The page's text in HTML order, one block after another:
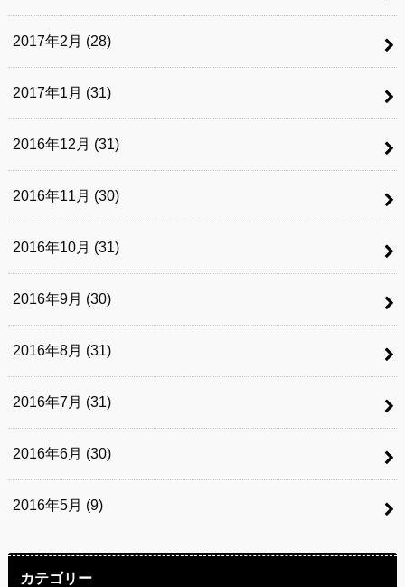
2017年2月 (28)
2017年1月 (31)
2016年12月 (31)
2016年11月 (30)
2016年10月 (31)
2016年9月 (30)
2016年8月 (31)
2016年7月 (31)
2016年6月 (30)
2016年5月 (9)
カテゴリー